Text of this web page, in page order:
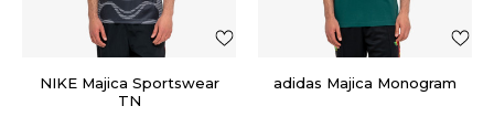
NIKE Majica Sportswear
TN
adidas Majica Monogram